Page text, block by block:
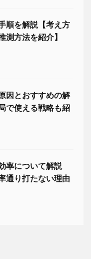
順を解説【考え方
測方法を紹介】
因とおすすめの解
で使える戦略も紹
率について解説
通り打たない理由